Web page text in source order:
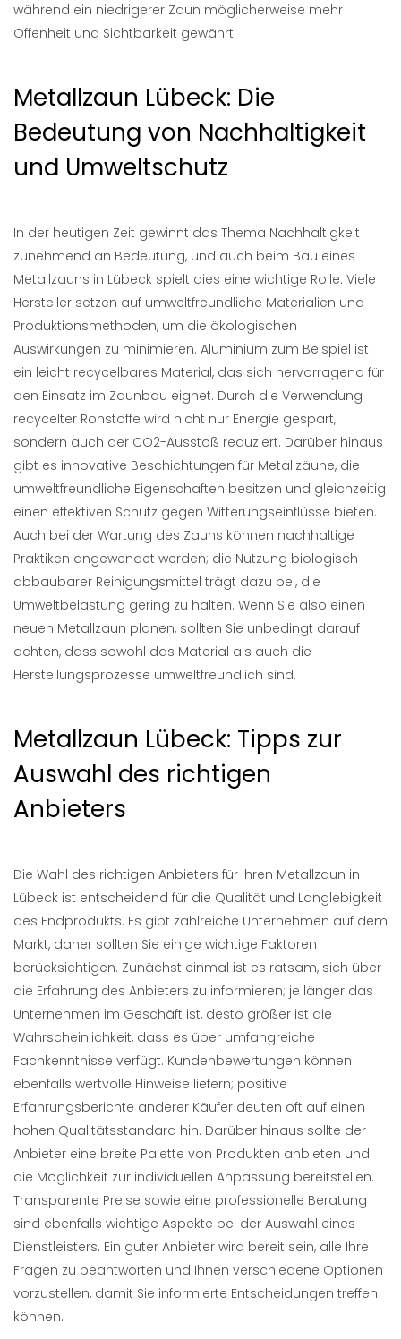
während ein niedrigerer Zaun möglicherweise mehr
Offenheit und Sichtbarkeit gewährt.
Metallzaun Lübeck: Die
Bedeutung von Nachhaltigkeit
und Umweltschutz
In der heutigen Zeit gewinnt das Thema Nachhaltigkeit
zunehmend an Bedeutung, und auch beim Bau eines
Metallzauns in Lübeck spielt dies eine wichtige Rolle. Viele
Hersteller setzen auf umweltfreundliche Materialien und
Produktionsmethoden, um die ökologischen
Auswirkungen zu minimieren. Aluminium zum Beispiel ist
ein leicht recycelbares Material, das sich hervorragend für
den Einsatz im Zaunbau eignet. Durch die Verwendung
recycelter Rohstoffe wird nicht nur Energie gespart,
sondern auch der CO2-Ausstoß reduziert. Darüber hinaus
gibt es innovative Beschichtungen für Metallzäune, die
umweltfreundliche Eigenschaften besitzen und gleichzeitig
einen effektiven Schutz gegen Witterungseinflüsse bieten.
Auch bei der Wartung des Zauns können nachhaltige
Praktiken angewendet werden; die Nutzung biologisch
abbaubarer Reinigungsmittel trägt dazu bei, die
Umweltbelastung gering zu halten. Wenn Sie also einen
neuen Metallzaun planen, sollten Sie unbedingt darauf
achten, dass sowohl das Material als auch die
Herstellungsprozesse umweltfreundlich sind.
Metallzaun Lübeck: Tipps zur
Auswahl des richtigen
Anbieters
Die Wahl des richtigen Anbieters für Ihren Metallzaun in
Lübeck ist entscheidend für die Qualität und Langlebigkeit
des Endprodukts. Es gibt zahlreiche Unternehmen auf dem
Markt, daher sollten Sie einige wichtige Faktoren
berücksichtigen. Zunächst einmal ist es ratsam, sich über
die Erfahrung des Anbieters zu informieren; je länger das
Unternehmen im Geschäft ist, desto größer ist die
Wahrscheinlichkeit, dass es über umfangreiche
Fachkenntnisse verfügt. Kundenbewertungen können
ebenfalls wertvolle Hinweise liefern; positive
Erfahrungsberichte anderer Käufer deuten oft auf einen
hohen Qualitätsstandard hin. Darüber hinaus sollte der
Anbieter eine breite Palette von Produkten anbieten und
die Möglichkeit zur individuellen Anpassung bereitstellen.
Transparente Preise sowie eine professionelle Beratung
sind ebenfalls wichtige Aspekte bei der Auswahl eines
Dienstleisters. Ein guter Anbieter wird bereit sein, alle Ihre
Fragen zu beantworten und Ihnen verschiedene Optionen
vorzustellen, damit Sie informierte Entscheidungen treffen
können.